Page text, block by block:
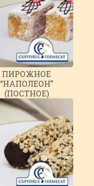
ПИРОЖНОЕ
“НАПОЛЕОН”
(ПОСТНОЕ)